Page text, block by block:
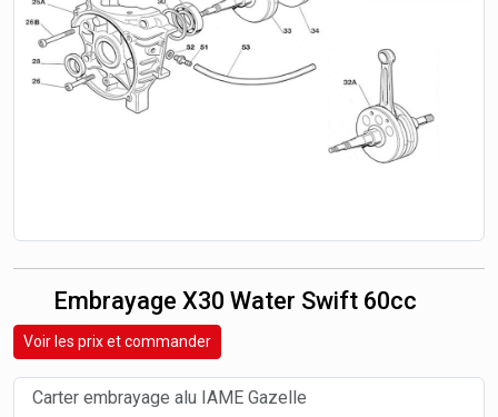
Embrayage X30 Water Swift 60cc
Voir les prix et commander
Carter embrayage alu IAME Gazelle